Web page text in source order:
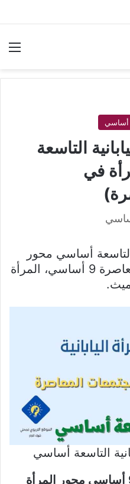
التاسعة
في
أساسي محور
المرأة
التاسعة أساسي
شرح نص المرأة اليابانية 9 أساسي محور المرأة